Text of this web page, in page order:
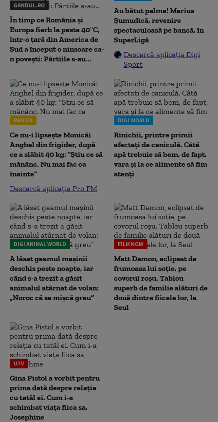
GANDUL.RO
În timp ce România și
Europa fierb la peste 40°C,
într-o țară din America de
Sud a început o ninsoare ca-
n povești: Pârtiile s-au...
Au bătut palma! Marius
Șumudică, revenire
spectaculoasă pe bancă, în
SuperLigă
Descarcă aplicația Digi
Sport
PRO FM
Ce nu-i lipsește Monicăi
Anghel din frigider, după
ce a slăbit 40 kg: “Știu ce să
mănânc. Nu mai fac ca
înainte”
Descarcă aplicația Pro FM
DIGI WORLD
Rinichii, printre primii
afectați de caniculă. Câtă
apă trebuie să bem, de fapt,
vara și la ce alimente să fim
atenți
DIGI ANIMAL WORLD
A lăsat geamul mașinii
deschis peste noapte, iar
când s-a trezit a găsit
animalul atârnat de volan:
„Noroc că se mișcă greu”
FILM NOW
Matt Damon, eclipsat de
frumoasa lui soție, pe
covorul roșu. Tablou
superb de familie alături de
două dintre fiicele lor, la
Seul
UTV
Gina Pistol a vorbit pentru
prima dată despre relația
cu tatăl ei. Cum i-a
schimbat viața fiica sa,
Josephine